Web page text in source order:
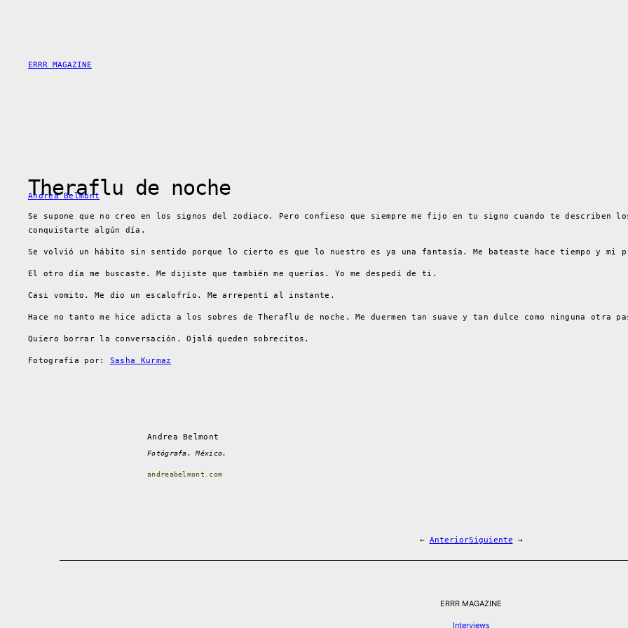
ERRR MAGAZINE
Theraflu de noche
Andrea Belmont
Se supone que no creo en los signos del zodiaco. Pero confieso que siempre me fijo en tu signo cuando te describen
conquistarte algún día.
Se volvió un hábito sin sentido porque lo cierto es que lo nuestro es ya una fantasía. Me bateaste hace tiempo y mi
El otro día me buscaste. Me dijiste que también me querías. Yo me despedí de ti.
Casi vomito. Me dio un escalofrío. Me arrepentí al instante.
Hace no tanto me hice adicta a los sobres de Theraflu de noche. Me duermen tan suave y tan dulce como ninguna otra
Quiero borrar la conversación. Ojalá queden sobrecitos.
Fotografía por: Sasha Kurmaz
Andrea Belmont
Fotógrafa. México.
andreabelmont.com
← AnteriorSiguiente →
ERRR MAGAZINE
Interviews